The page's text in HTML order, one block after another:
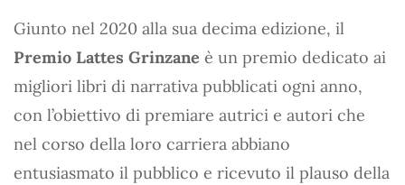
Giunto nel 2020 alla sua decima edizione, il
Premio Lattes Grinzane è un premio dedicato ai
migliori libri di narrativa pubblicati ogni anno,
con l’obiettivo di premiare autrici e autori che
nel corso della loro carriera abbiano
entusiasmato il pubblico e ricevuto il plauso della